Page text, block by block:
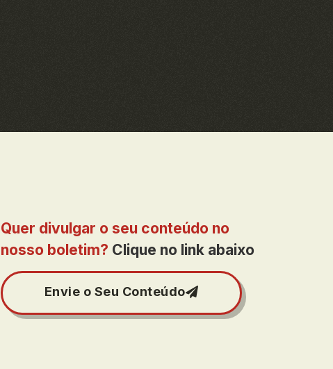
Quer divulgar o seu conteúdo no
nosso boletim? Clique no link abaixo
Envie o Seu Conteúdo